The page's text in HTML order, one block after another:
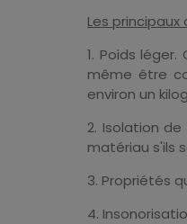
Les
1. Poids
même être
environ un
2. Isolation
matériau s'ils
3. Propriétés
4.